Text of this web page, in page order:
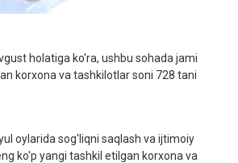
holatiga ko'ra, ushbu sohada jami
korxona va tashkilotlar soni 728 tani
oylarida sog'liqni saqlash va ijtimoiy
ko'p yangi tashkil etilgan korxona va